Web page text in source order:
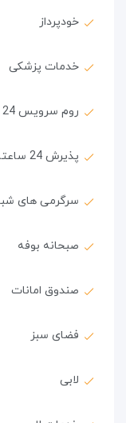
خودپرداز
خدمات پزشکی
روم سرویس 24 ساعته
پذیرش 24 ساعته
سرگرمی های
صبحانه بوفه
صندوق امانات
فضای سبز
لابی